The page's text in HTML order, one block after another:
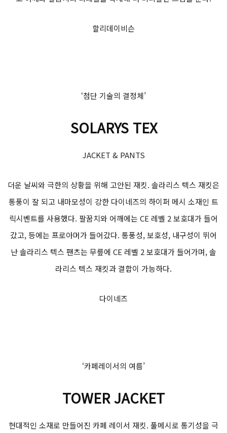
할리데이비슨
‘첨단 기술의 결정체’
SOLARYS TEX
JACKET & PANTS
더운 날씨와 극한의 상황을 위해 고안된 재킷. 솔라리스 텍스 재킷은
통풍이 잘 되고 내마모성이 강한 다이네즈의 하이퍼 메시 소재인 트
릭시벤트를 사용했다. 팔꿈치와 어깨에는 CE 레벨 2 보호대가 들어
갔고, 등에는 프로아머가 들어갔다. 통풍성, 보호성, 내구성이 뛰어
난 솔라리스 텍스 팬츠는 무릎에 CE 레벨 2 보호대가 들어가며, 솔
라리스 텍스 재킷과 결합이 가능하다.
다이네즈
‘카페레이서의 여름’
TOWER JACKET
현대적인 소재로 만들어진 카페 레이서 재킷. 풀메시로 통기성을 극